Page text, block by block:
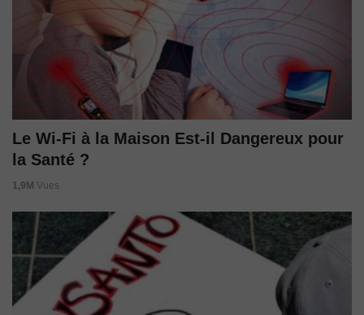
Le Wi-Fi à la Maison Est-il Dangereux pour
la Santé ?
1,9M Vues